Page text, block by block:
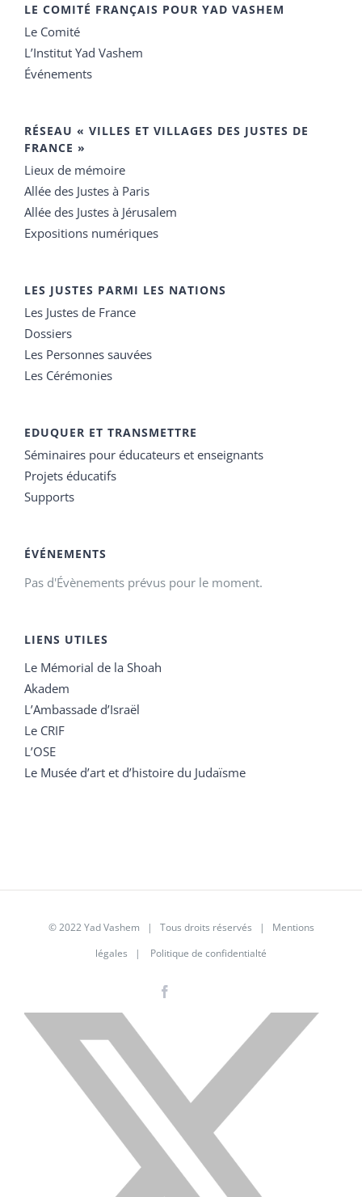
LE COMITÉ FRANÇAIS POUR YAD VASHEM
Le Comité
L’Institut Yad Vashem
Événements
RÉSEAU « VILLES ET VILLAGES DES JUSTES DE
FRANCE »
Lieux de mémoire
Allée des Justes à Paris
Allée des Justes à Jérusalem
Expositions numériques
LES JUSTES PARMI LES NATIONS
Les Justes de France
Dossiers
Les Personnes sauvées
Les Cérémonies
EDUQUER ET TRANSMETTRE
Séminaires pour éducateurs et enseignants
Projets éducatifs
Supports
ÉVÉNEMENTS
Pas d'Évènements prévus pour le moment.
LIENS UTILES
Le Mémorial de la Shoah
Akadem
L’Ambassade d’Israël
Le CRIF
L’OSE
Le Musée d’art et d’histoire du Judaïsme
© 2022 Yad Vashem | Tous droits réservés | Mentions
légales | Politique de confidentialté
X